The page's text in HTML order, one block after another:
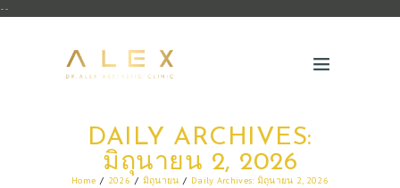
--
DAILY ARCHIVES:
มิถุนายน 2, 2026
Home 2026 มิถุนายน Daily Archives: มิถุนายน 2, 2026